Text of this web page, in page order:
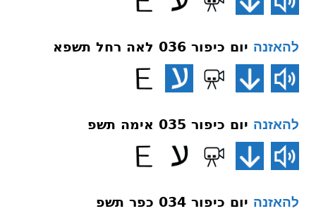
להאזנה יום כיפור 036 לאה רחל תשפא
להאזנה יום כיפור 035 אימה תשפ
להאזנה יום כיפור 034 כפר תשפ